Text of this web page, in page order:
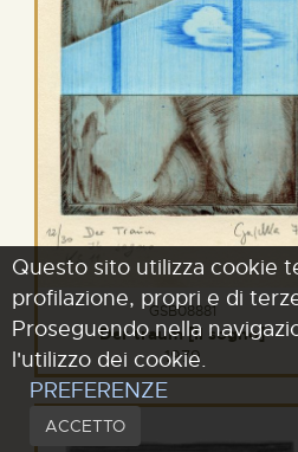
GSB08881
Der traum [Il sogno]
1979
Questo sito utilizza cookie
profilazione, propri e di
Proseguendo nella
l'utilizzo dei cookie.
PREFERENZE
ACCETTO